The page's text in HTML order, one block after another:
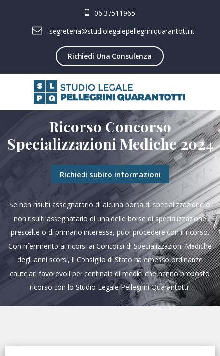
06.37511965
segreteria@studiolegalepellegriniquarantotti.it
Richiedi Una Consulenza
Ricorso Concorso
Specializzazioni Mediche 2024
Richiedi subito informazioni
Se non risulti assegnatario di alcuna borsa di specializzazione o
non risulti assegnatario di una delle borse di specializzazione
prescelte o di primario interesse, puoi procedere con il ricorso.
Con riferimento ai ricorsi ai Concorsi di Specializzazioni Mediche
degli anni scorsi, il Consiglio di Stato ha emesso ordinanze
cautelari favorevoli per centinaia di medici che hanno proposto
ricorso con lo Studio Legale Pellegrini Quarantotti.